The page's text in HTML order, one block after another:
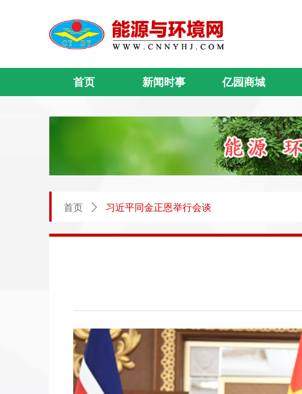
首页 新闻时事 亿园商城
首页 ꄲ 习近平同金正恩举行会谈